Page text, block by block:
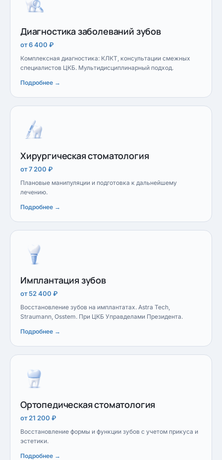
Диагностика заболеваний зубов
от 6 400 ₽
Комплексная диагностика: КЛКТ, консультации смежных
специалистов ЦКБ. Мультидисциплинарный подход.
Подробнее →
Хирургическая стоматология
от 7 200 ₽
Плановые манипуляции и подготовка к дальнейшему
лечению.
Подробнее →
Имплантация зубов
от 52 400 ₽
Восстановление зубов на имплантатах. Astra Tech,
Straumann, Osstem. При ЦКБ Управделами Президента.
Подробнее →
Ортопедическая стоматология
от 21 200 ₽
Восстановление формы и функции зубов с учетом прикуса и
эстетики.
Подробнее →